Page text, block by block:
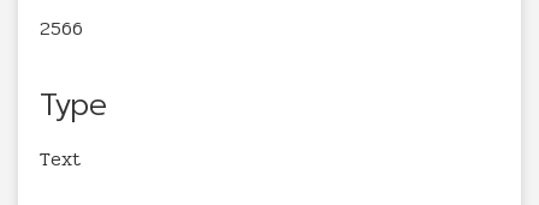
2566
Type
Text